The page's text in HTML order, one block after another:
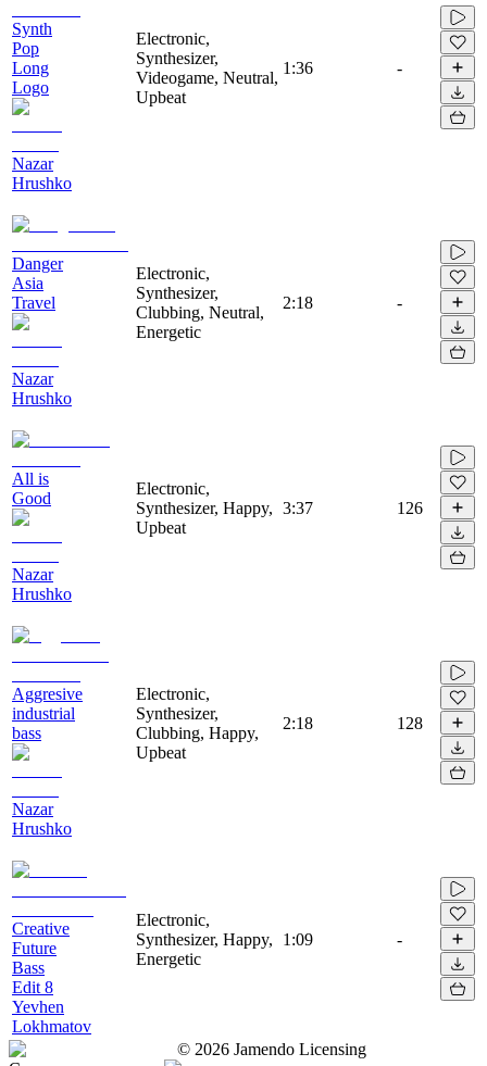
Synth
Pop
Long
Logo
Nazar
Hrushko
Electronic,
Synthesizer,
Videogame, Neutral,
Upbeat
1:36 -
Danger
Asia
Travel
Nazar
Hrushko
Electronic,
Synthesizer,
Clubbing, Neutral,
Energetic
2:18 -
All is
Good
Nazar
Hrushko
Electronic,
Synthesizer, Happy,
Upbeat
3:37 126
Aggresive
industrial
bass
Nazar
Hrushko
Electronic,
Synthesizer,
Clubbing, Happy,
Upbeat
2:18 128
Creative
Future
Bass
Edit 8
Yevhen
Lokhmatov
Electronic,
Synthesizer, Happy,
Energetic
1:09 -
© 2026 Jamendo Licensing